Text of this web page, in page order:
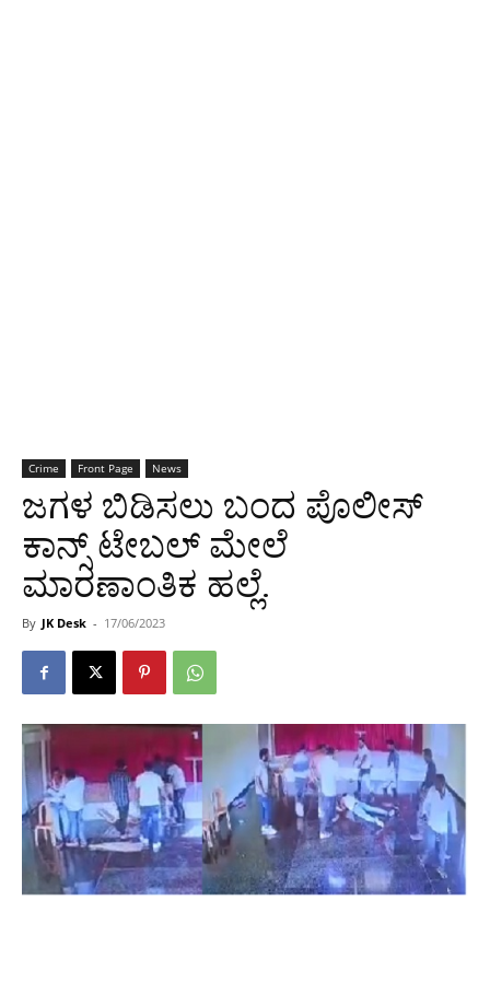
Crime Front Page News
ಜಗಳ ಬಿಡಿಸಲು ಬಂದ ಪೊಲೀಸ್
ಕಾನ್ಸ್ ಟೇಬಲ್ ಮೇಲೆ
ಮಾರಣಾಂತಿಕ ಹಲ್ಲೆ.
By JK Desk - 17/06/2023